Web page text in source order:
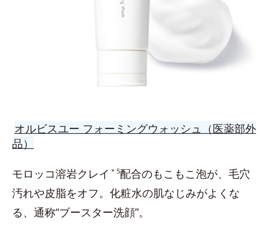
オルビスユー フォーミングウォッシュ（医薬部外
品）
モロッコ溶岩クレイ ＊5配合のもこもこ泡が、毛穴
汚れや皮脂をオフ。化粧水の肌なじみがよくな
る、通称“ブースター洗顔”。